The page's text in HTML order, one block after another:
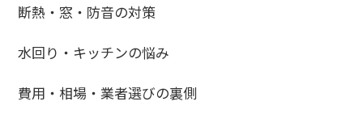
断熱・窓・防音の対策
水回り・キッチンの悩み
費用・相場・業者選びの裏側